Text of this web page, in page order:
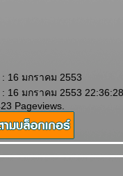
16 มกราคม 2553
16 มกราคม 2553
Pageviews.